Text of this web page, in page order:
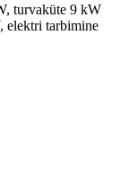
turvaküte 9 kW
elektri tarbimine